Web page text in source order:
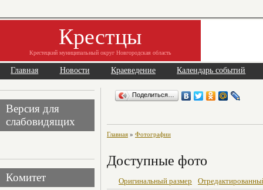
Крестцы
Крестецкий муниципальный округ Новгородская область
Главная Новости Краеведение Календарь событий
Версия для
слабовидящих
Комитет
Поделиться…
Главная » Фотографии
Доступные фото
Оригинальный размер